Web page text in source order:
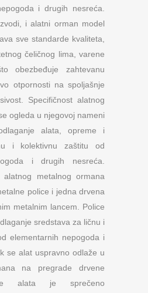
i drugih nesreća.
i alatni orman model
sve standarde kvaliteta,
čeličnog lima, varene
obezbeđuje zahtevanu
otpornosti na spoljašnje
Specifičnost alatnog
ogleda u njegovoj nameni
alata, opreme i
i kolektivnu zaštitu od
i drugih nesreća.
alatnog metalnog ormana
police i jedna drvena
metalnim lancem. Police
sredstava za ličnu i
elementarnih nepogoda i
se alat uspravno odlaže u
na pregrade drvene
alata je sprečeno